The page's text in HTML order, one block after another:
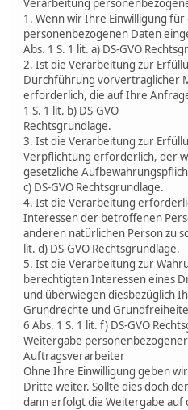
Verarbeitung
1. Wenn wir Ihre Einwilligung
personenbezogenen Daten
Abs. 1 S. 1 lit. a) DS-GVO
2. Ist die Verarbeitung zur
Durchführung vorvertraglicher
erforderlich, die auf Ihre
1 S. 1 lit. b) DS-GVO
Rechtsgrundlage.
3. Ist die Verarbeitung zur
Verpflichtung erforderlich, der
gesetzliche
c) DS-GVO Rechtsgrundlage.
4. Ist die Verarbeitung
Interessen der betroffenen
anderen natürlichen Person zu
lit. d) DS-GVO Rechtsgrundlage.
5. Ist die Verarbeitung zur
berechtigten Interessen eines
und überwiegen diesbezüglich
Grundrechte und
6 Abs. 1 S. 1 lit. f) DS-GVO
Weitergabe
Auftragsverarbeiter
Ohne Ihre Einwilligung geben
Dritte weiter. Sollte dies doch
dann erfolgt die Weitergabe